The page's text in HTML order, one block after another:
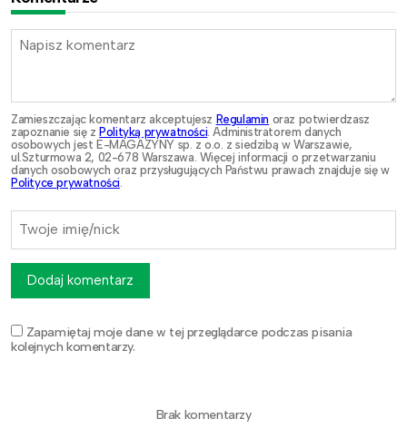
Zamieszczając komentarz akceptujesz Regulamin oraz potwierdzasz
zapoznanie się zPolityką prywatności . Administratorem danych
osobowych jest E-MAGAZYNY sp. z o.o. z siedzibą w Warszawie,
ul.Szturmowa 2, 02-678 Warszawa. Więcej informacji o przetwarzaniu
danych osobowych oraz przysługujących Państwu prawach znajduje się w
Polityce prywatności
Zapamiętaj moje dane w tej przeglądarce podczas pisania
kolejnych komentarzy.
Dodaj komentarz
Brak komentarzy